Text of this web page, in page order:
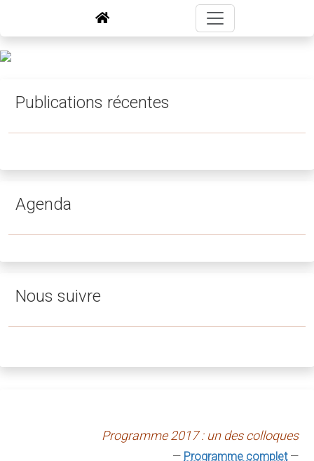
Programme 2017 : un des colloques
— Programme complet—
Publications récentes
Agenda
Nous suivre